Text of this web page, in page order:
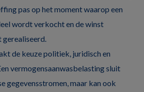
pas op het moment waarop een
wordt verkocht en de winst
de keuze politiek, juridisch en
vermogensaanwasbelasting sluit
gegevensstromen, maar kan ook